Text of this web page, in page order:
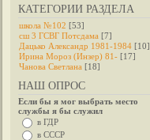
КАТЕГОРИИ РАЗДЕЛА
школа №102 [53]
сш 3 ГСВГ Потсдама [7]
Дацько Александр 1981-1984 [10]
Ирина Мороз (Инзер) 81- [17]
Чанова Светлана [18]
НАШ ОПРОС
Если бы я мог выбрать место
службы я бы служил
в ГДР
в СССР